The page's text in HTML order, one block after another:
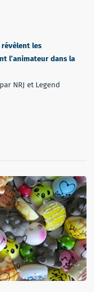
révèlent les
l’animateur dans la
NRJ et Legend